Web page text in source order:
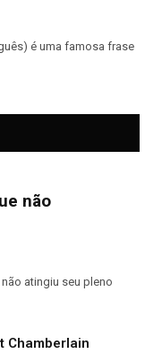
é uma famosa frase
não
atingiu seu pleno
Chamberlain